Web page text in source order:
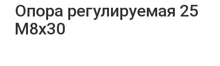
Опора регулируемая 25
М8х30